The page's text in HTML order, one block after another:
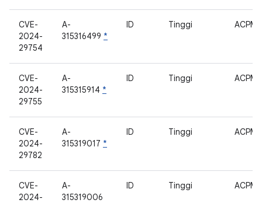
CVE-
2024-
29754
A-
315316499 *
ID Tinggi ACPM
CVE-
2024-
29755
A-
315315914 *
ID Tinggi ACPM
CVE-
2024-
29782
A-
315319017 *
ID Tinggi ACPM
CVE-
2024-
A-
315319006
ID Tinggi ACPM